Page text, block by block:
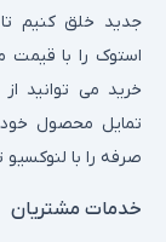
جدید خلق کنیم تا
استوک را با
خرید می توانید
تمایل محصول
صرفه را با لنوکسیو
خدمات مشتریان